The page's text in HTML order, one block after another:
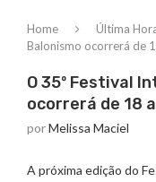
Home Última
Balonismo ocorrerá de
O 35º Festival
ocorrerá de 18
porMelissa Maciel
A próxima edição do